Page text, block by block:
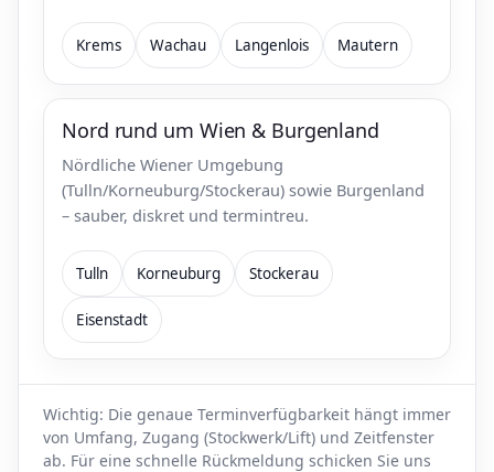
Krems Wachau Langenlois Mautern
Nord rund um Wien & Burgenland
Nördliche Wiener Umgebung
(Tulln/Korneuburg/Stockerau) sowie Burgenland
– sauber, diskret und termintreu.
Tulln Korneuburg Stockerau
Eisenstadt
Wichtig: Die genaue Terminverfügbarkeit hängt immer
von Umfang, Zugang (Stockwerk/Lift) und Zeitfenster
ab. Für eine schnelle Rückmeldung schicken Sie uns